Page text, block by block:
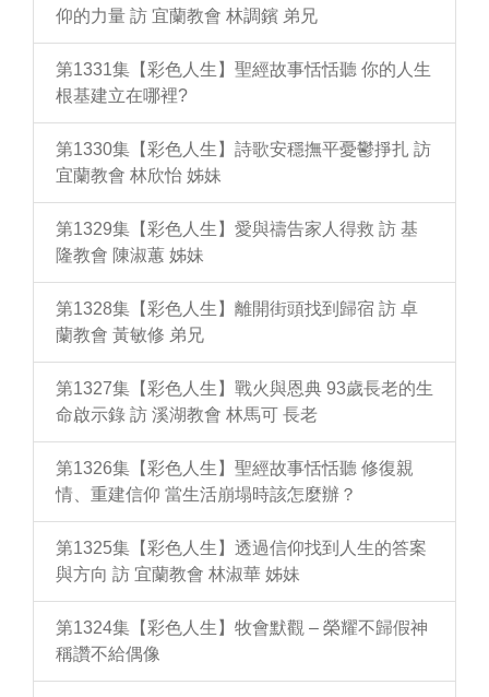
仰的力量 訪 宜蘭教會 林調鑌 弟兄
第1331集【彩色人生】聖經故事恬恬聽 你的人生
根基建立在哪裡?
第1330集【彩色人生】詩歌安穩撫平憂鬱掙扎 訪
宜蘭教會 林欣怡 姊妹
第1329集【彩色人生】愛與禱告家人得救 訪 基
隆教會 陳淑蕙 姊妹
第1328集【彩色人生】離開街頭找到歸宿 訪 卓
蘭教會 黃敏修 弟兄
第1327集【彩色人生】戰火與恩典 93歲長老的生
命啟示錄 訪 溪湖教會 林馬可 長老
第1326集【彩色人生】聖經故事恬恬聽 修復親
情、重建信仰 當生活崩塌時該怎麼辦？
第1325集【彩色人生】透過信仰找到人生的答案
與方向 訪 宜蘭教會 林淑華 姊妹
第1324集【彩色人生】牧會默觀 – 榮耀不歸假神
稱讚不給偶像